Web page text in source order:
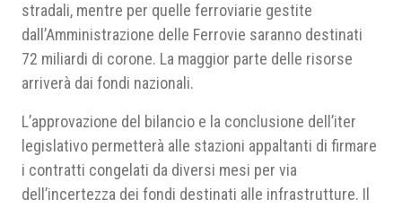
stradali, mentre per quelle ferroviarie gestite
dall’Amministrazione delle Ferrovie saranno destinati
72 miliardi di corone. La maggior parte delle risorse
arriverà dai fondi nazionali.
L’approvazione del bilancio e la conclusione dell’iter
legislativo permetterà alle stazioni appaltanti di firmare
i contratti congelati da diversi mesi per via
dell’incertezza dei fondi destinati alle infrastrutture. Il